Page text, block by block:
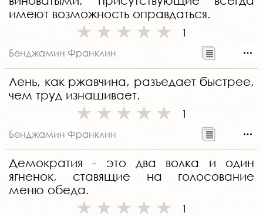
имеют возможность оправдаться.
1
Бенджамин Франклин
Лень, как ржавчина, разъедает быстрее,
чем труд изнашивает.
1
Бенджамин Франклин
Демократия - это два волка и один
ягненок, ставящие на голосование
меню обеда.
1